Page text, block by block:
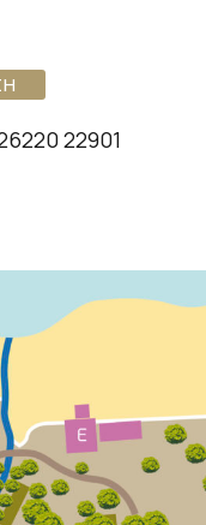
22901